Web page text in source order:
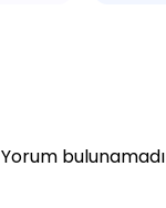
Yorum bulunamadı